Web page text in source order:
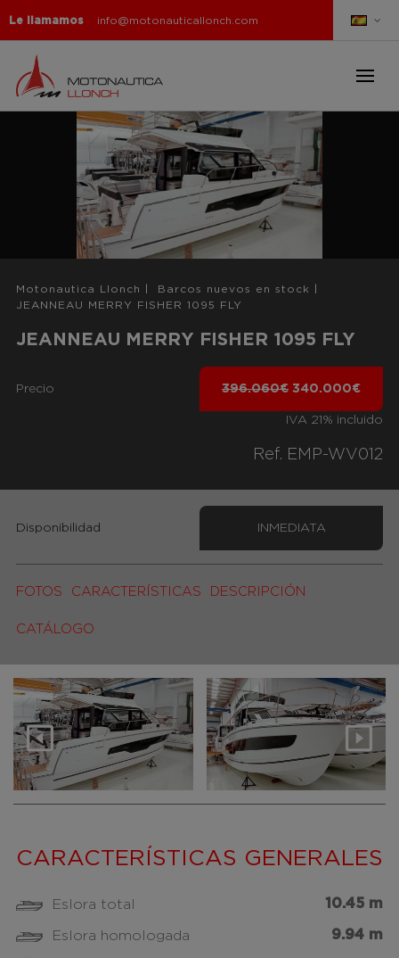
Le llamamos info@motonauticallonch.com
Motonautica Llonch Barcos nuevos en stock
JEANNEAU MERRY FISHER 1095 FLY
JEANNEAU MERRY FISHER 1095 FLY
Precio 396.060€ 340.000€
IVA 21% incluido
Ref. EMP-WV012
FOTOS CARACTERÍSTICAS DESCRIPCIÓN
CATÁLOGO
Disponibilidad INMEDIATA
CARACTERÍSTICAS GENERALES
Eslora total 10.45 m
Eslora homologada 9.94 m